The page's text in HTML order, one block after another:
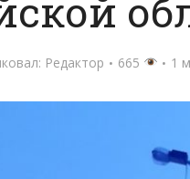
Редактор 665 1